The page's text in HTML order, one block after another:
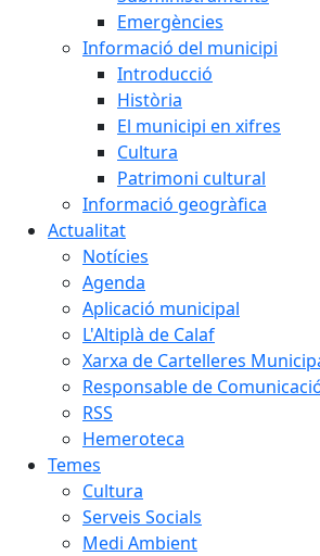
Emergències
Informació del municipi
Introducció
Història
El municipi en xifres
Cultura
Patrimoni cultural
Informació geogràfica
Actualitat
Notícies
Agenda
Aplicació municipal
L'Altiplà de Calaf
Xarxa de Cartelleres
Responsable de
RSS
Hemeroteca
Temes
Cultura
Serveis Socials
Medi Ambient